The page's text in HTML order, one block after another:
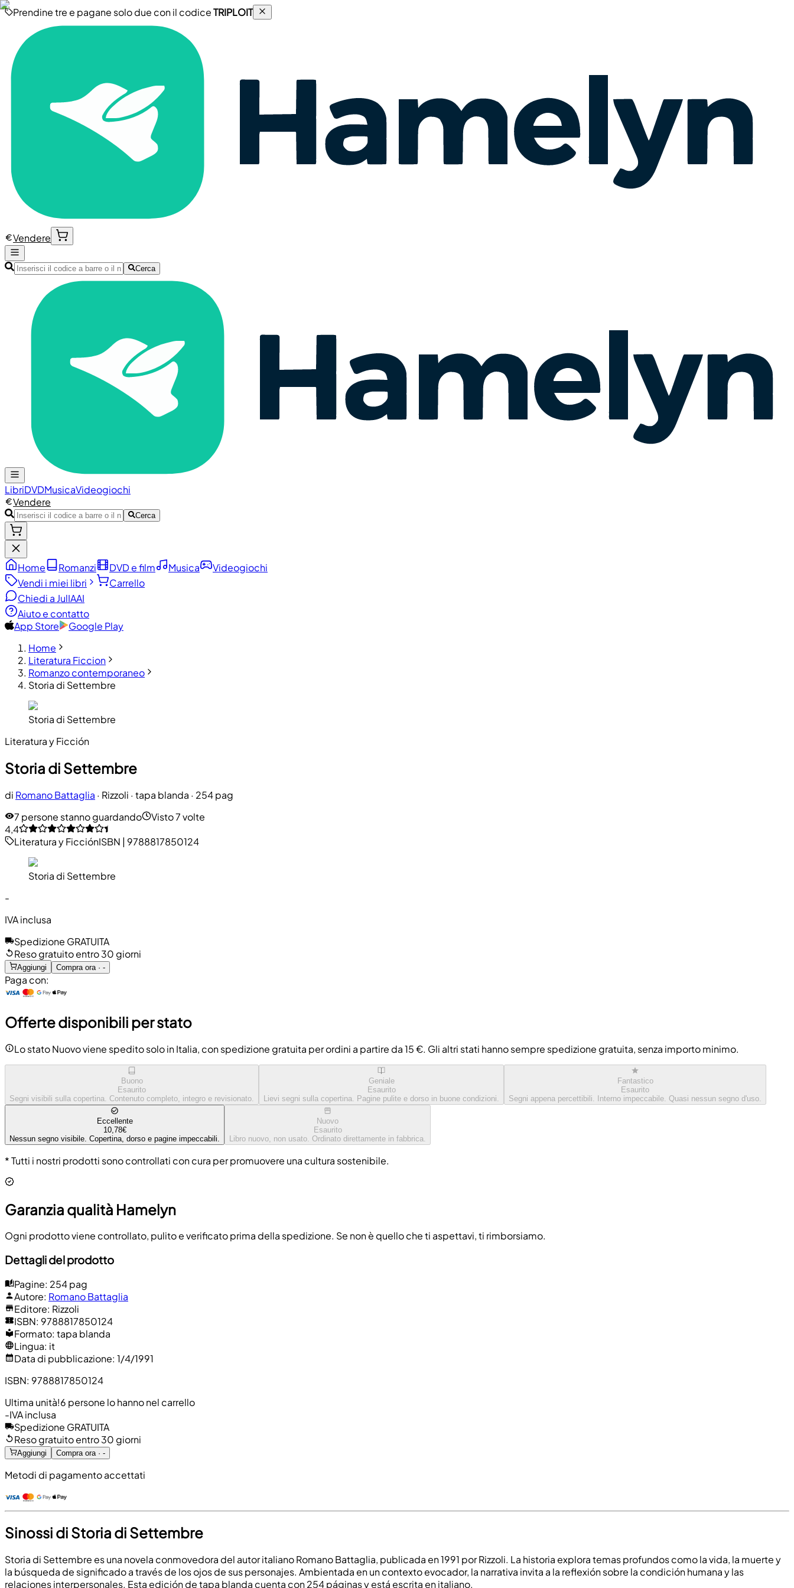
Prendine tre e pagane solo due con il codiceTRIPLOIT
Vendere
Cerca
LibriDVDMusicaVideogiochi
Vendere
Cerca
Home Romanzi DVD e film Musica
Videogiochi
Vendi i miei libri
Carrello
Chiedi a JulIAAI
Aiuto e contatto
App Store
Google Play
Home
Literatura Ficcion
Romanzo contemporaneo
Storia di Settembre
Storia di Settembre
Literatura y Ficción
Storia di Settembre
di Romano Battaglia · Rizzoli · tapa blanda · 254 pag
7 persone stanno guardando
Visto 7 volte
4,4
Literatura y FicciónISBN | 9788817850124
Storia di Settembre
-
IVA inclusa
Spedizione GRATUITA
Reso gratuito entro 30 giorni
Aggiungi Compra ora · -
Paga con:
Offerte disponibili per stato
Lo stato Nuovo viene spedito solo in Italia, con spedizione gratuita per ordini a partire da 15 €. Gli altri stati hanno sempre spedizione gratuita, senza importo minimo.
Buono
Esaurito
Segni visibili sulla copertina. Contenuto completo, integro e revisionato.
Geniale
Esaurito
Lievi segni sulla copertina. Pagine pulite e dorso in buone condizioni.
Fantastico
Esaurito
Segni appena percettibili. Interno impeccabile. Quasi nessun segno d'uso.
Eccellente
10,78€
Nessun segno visibile. Copertina, dorso e pagine impeccabili.
Nuovo
Esaurito
Libro nuovo, non usato. Ordinato direttamente in fabbrica.
* Tutti i nostri prodotti sono controllati con cura per promuovere una cultura sostenibile.
Garanzia qualità Hamelyn
Ogni prodotto viene controllato, pulito e verificato prima della spedizione. Se non è quello che ti aspettavi, ti rimborsiamo.
Dettagli del prodotto
Pagine: 254 pag
Autore: Romano Battaglia
Editore: Rizzoli
ISBN: 9788817850124
Formato: tapa blanda
Lingua: it
Data di pubblicazione: 1/4/1991
ISBN: 9788817850124
Ultima unità!6 persone lo hanno nel carrello
-IVA inclusa
Spedizione GRATUITA
Reso gratuito entro 30 giorni
Aggiungi Compra ora · -
Metodi di pagamento accettati
Sinossi di Storia di Settembre
Storia di Settembre es una novela conmovedora del autor italiano Romano Battaglia, publicada en 1991 por Rizzoli. La historia explora temas profundos como la vida, la muerte y
la búsqueda de significado a través de los ojos de sus personajes. Ambientada en un contexto evocador, la narrativa invita a la reflexión sobre la condición humana y las
relaciones interpersonales. Esta edición de tapa blanda cuenta con 254 páginas y está escrita en italiano.